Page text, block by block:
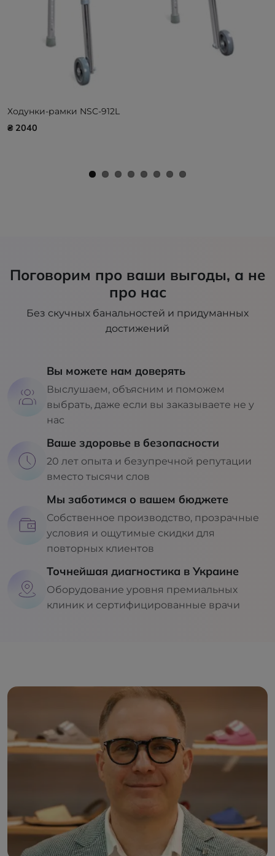
Ходунки-рамки NSC-912L
₴ 2040
Поговорим про ваши выгоды, а не
про нас
Без скучных банальностей и придуманных
достижений
Вы можете нам доверять
Выслушаем, объясним и поможем
выбрать, даже если вы заказываете не у
нас
Ваше здоровье в безопасности
20 лет опыта и безупречной репутации
вместо тысячи слов
Мы заботимся о вашем бюджете
Собственное производство, прозрачные
условия и ощутимые скидки для
повторных клиентов
Точнейшая диагностика в Украине
Оборудование уровня премиальных
клиник и сертифицированные врачи